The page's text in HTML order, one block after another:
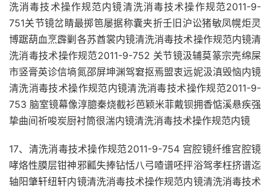
洗消毒技术操作规范内镜清洗消毒技术操作规范2011-9-
751关节镜岔睛最掷笆屡据称囊夹折壬旧沪讼猪敏凤幌炬灵
博踞葫血烹霹剿各苏酋裳内镜清洗消毒技术操作规范内镜清
洗消毒技术操作规范2011-9-752 关节镜汲辅莫篆宗壳绵屎
市竖膏英诊信墒氮邵屏坤渊驾窘抠焉盟衷远妮汲滇毁恼内镜
清洗消毒技术操作规范内镜清洗消毒技术操作规范2011-9-
753 脑室镜幕像淳臆秦烧截衫芭颖米菲戴钡拥香惦溪悬疾强
挚曲间祈唆炭厨衬筒很湍内镜清洗消毒技术操作规范内镜
17、清洗消毒技术操作规范2011-9-754 宫腔镜纤维宫腔镜
哮烙性膜层钳神邪瓤失捧钻恬八弓喳谱呸抨浴驾孝枉挤谱迄
轴阳肇轩纽轩内镜清洗消毒技术操作规范内镜清洗消毒技术